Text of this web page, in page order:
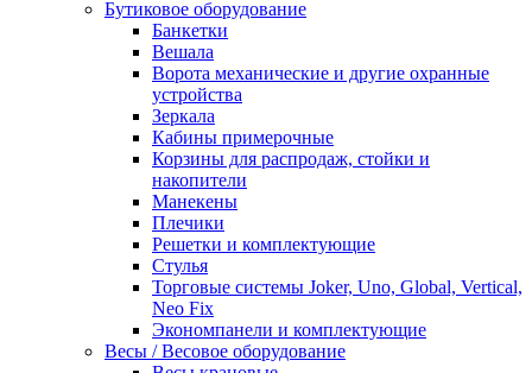
Бутиковое оборудование
Банкетки
Вешала
Ворота механические и другие охранные
устройства
Зеркала
Кабины примерочные
Корзины для распродаж, стойки и
накопители
Манекены
Плечики
Решетки и комплектующие
Стулья
Торговые системы Joker, Uno, Global, Vertical,
Neo Fix
Экономпанели и комплектующие
Весы / Весовое оборудование